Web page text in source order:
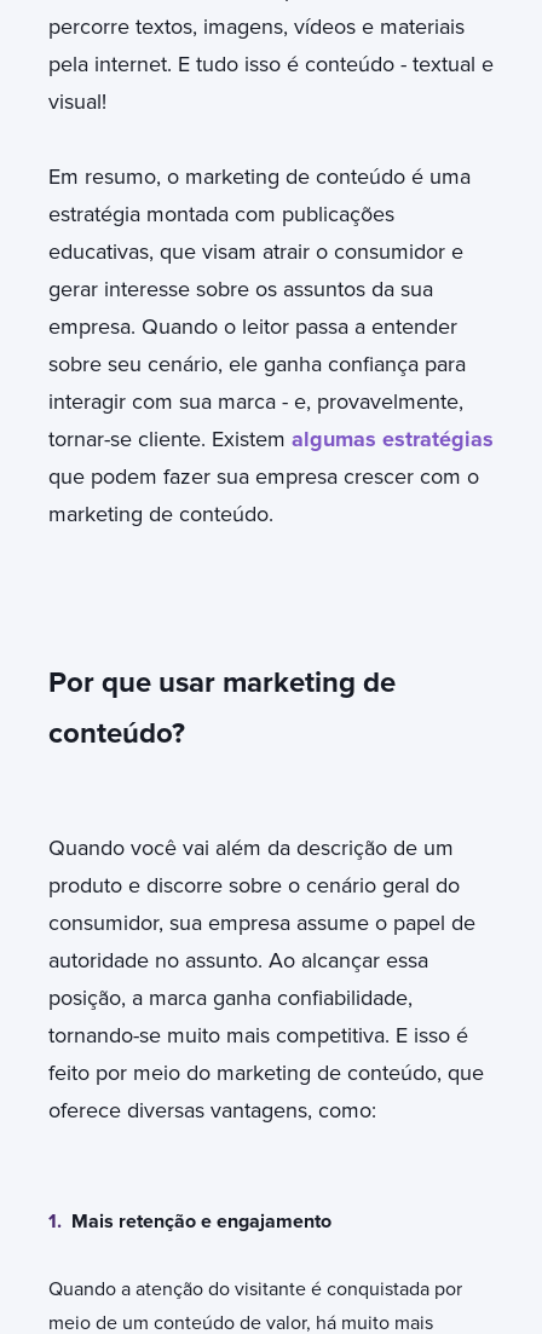
percorre textos, imagens, vídeos e materiais
pela internet. E tudo isso é conteúdo - textual e
visual!
Em resumo, o marketing de conteúdo é uma
estratégia montada com publicações
educativas, que visam atrair o consumidor e
gerar interesse sobre os assuntos da sua
empresa. Quando o leitor passa a entender
sobre seu cenário, ele ganha confiança para
interagir com sua marca - e, provavelmente,
tornar-se cliente. Existem algumas estratégias
que podem fazer sua empresa crescer com o
marketing de conteúdo.
Por que usar marketing de
conteúdo?
Quando você vai além da descrição de um
produto e discorre sobre o cenário geral do
consumidor, sua empresa assume o papel de
autoridade no assunto. Ao alcançar essa
posição, a marca ganha confiabilidade,
tornando-se muito mais competitiva. E isso é
feito por meio do marketing de conteúdo, que
oferece diversas vantagens, como:
1. Mais retenção e engajamento
Quando a atenção do visitante é conquistada por
meio de um conteúdo de valor, há muito mais